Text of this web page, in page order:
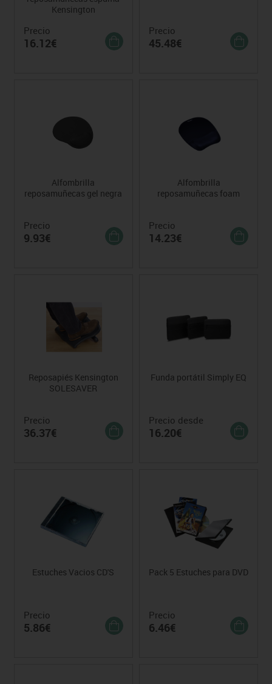
Kensington
Precio
16.12€
Precio
45.48€
Alfombrilla
reposamuñecas gel negra
Precio
9.93€
Alfombrilla
reposamuñecas foam
Precio
14.23€
Reposapiés Kensington
SOLESAVER
Precio
36.37€
Funda portátil Simply EQ
Precio desde
16.20€
Estuches Vacios CD'S
Precio
5.86€
Pack 5 Estuches para DVD
Precio
6.46€